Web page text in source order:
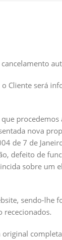
Cliente será
nova
de 7 de
defeito de
sobre um
sendo-lhe
rececionados.